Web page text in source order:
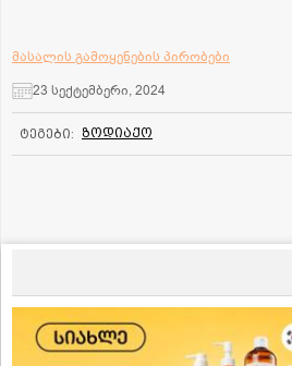
მასალის გამოყენების პირობები
23 სექტემბერი, 2024
ტეგები: ზოდიაქო